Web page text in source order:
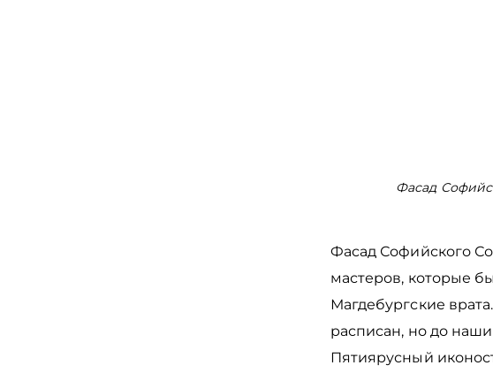
Фасад
Фасад Софийского
мастеров, которые
Магдебургские
расписан, но до
Пятиярусный